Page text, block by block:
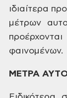
ιδιαίτερα
μέτρων
φαινομένων.
ΜΕΤΡΑ